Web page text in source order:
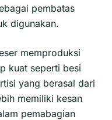
pembatas
digunakan.
memproduksi
kuat seperti besi
yang berasal dari
memiliki kesan
pemabagian